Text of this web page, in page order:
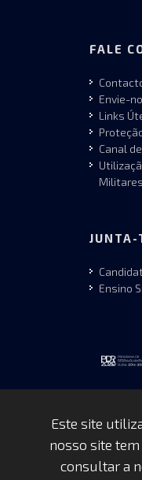
FALE
Envie-
Links
Canal
Militares
JUNTA-
Ensino
Este site
nosso site
consultar a